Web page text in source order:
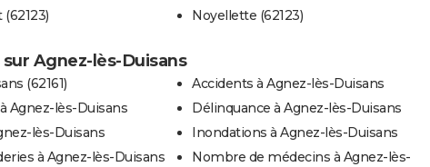
Noyellette (62123)
sur Agnez-lès-Duisans
(62161)
Agnez-lès-Duisans
lès-Duisans
à Agnez-lès-Duisans
Accidents à Agnez-lès-Duisans
Délinquance à Agnez-lès-Duisans
Inondations à Agnez-lès-Duisans
Nombre de médecins à Agnez-lès-